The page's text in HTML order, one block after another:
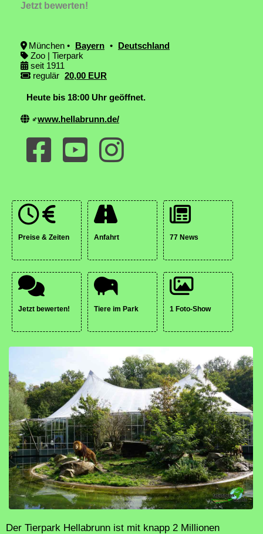
Jetzt bewerten!
München • Bayern • Deutschland
Zoo | Tierpark
seit 1911
regulär 20,00 EUR
Heute bis 18:00 Uhr geöffnet.
www.hellabrunn.de/
Preise & Zeiten Anfahrt 77 News
Jetzt bewerten! Tiere im Park 1 Foto-Show
Der Tierpark Hellabrunn ist mit knapp 2 Millionen